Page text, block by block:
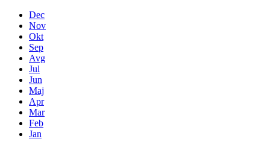
Dec
Nov
Okt
Sep
Avg
Jul
Jun
Maj
Apr
Mar
Feb
Jan